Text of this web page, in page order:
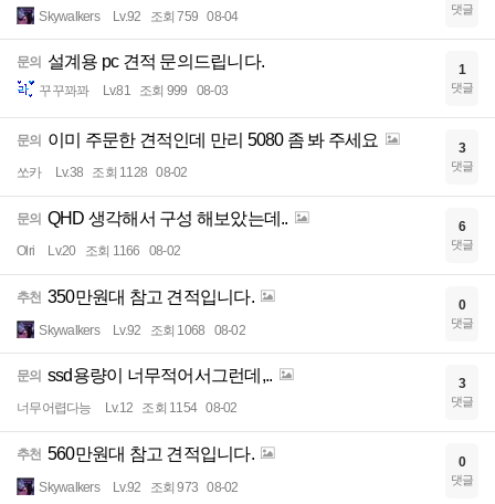
Skywalkers Lv.92 조회 759 08-04 댓글
문의 설계용 pc 견적 문의드립니다.
꾸꾸꽈꽈 Lv.81 조회 999 08-03
1
댓글
문의 이미 주문한 견적인데 만리 5080 좀 봐 주세요
쏘카 Lv.38 조회 1128 08-02
3
댓글
문의 QHD 생각해서 구성 해보았는데..
Olri Lv.20 조회 1166 08-02
6
댓글
추천 350만원대 참고 견적입니다.
Skywalkers Lv.92 조회 1068 08-02
0
댓글
문의 ssd용량이 너무적어서그런데,..
너무어렵다능 Lv.12 조회 1154 08-02
3
댓글
추천 560만원대 참고 견적입니다.
Skywalkers Lv.92 조회 973 08-02
0
댓글